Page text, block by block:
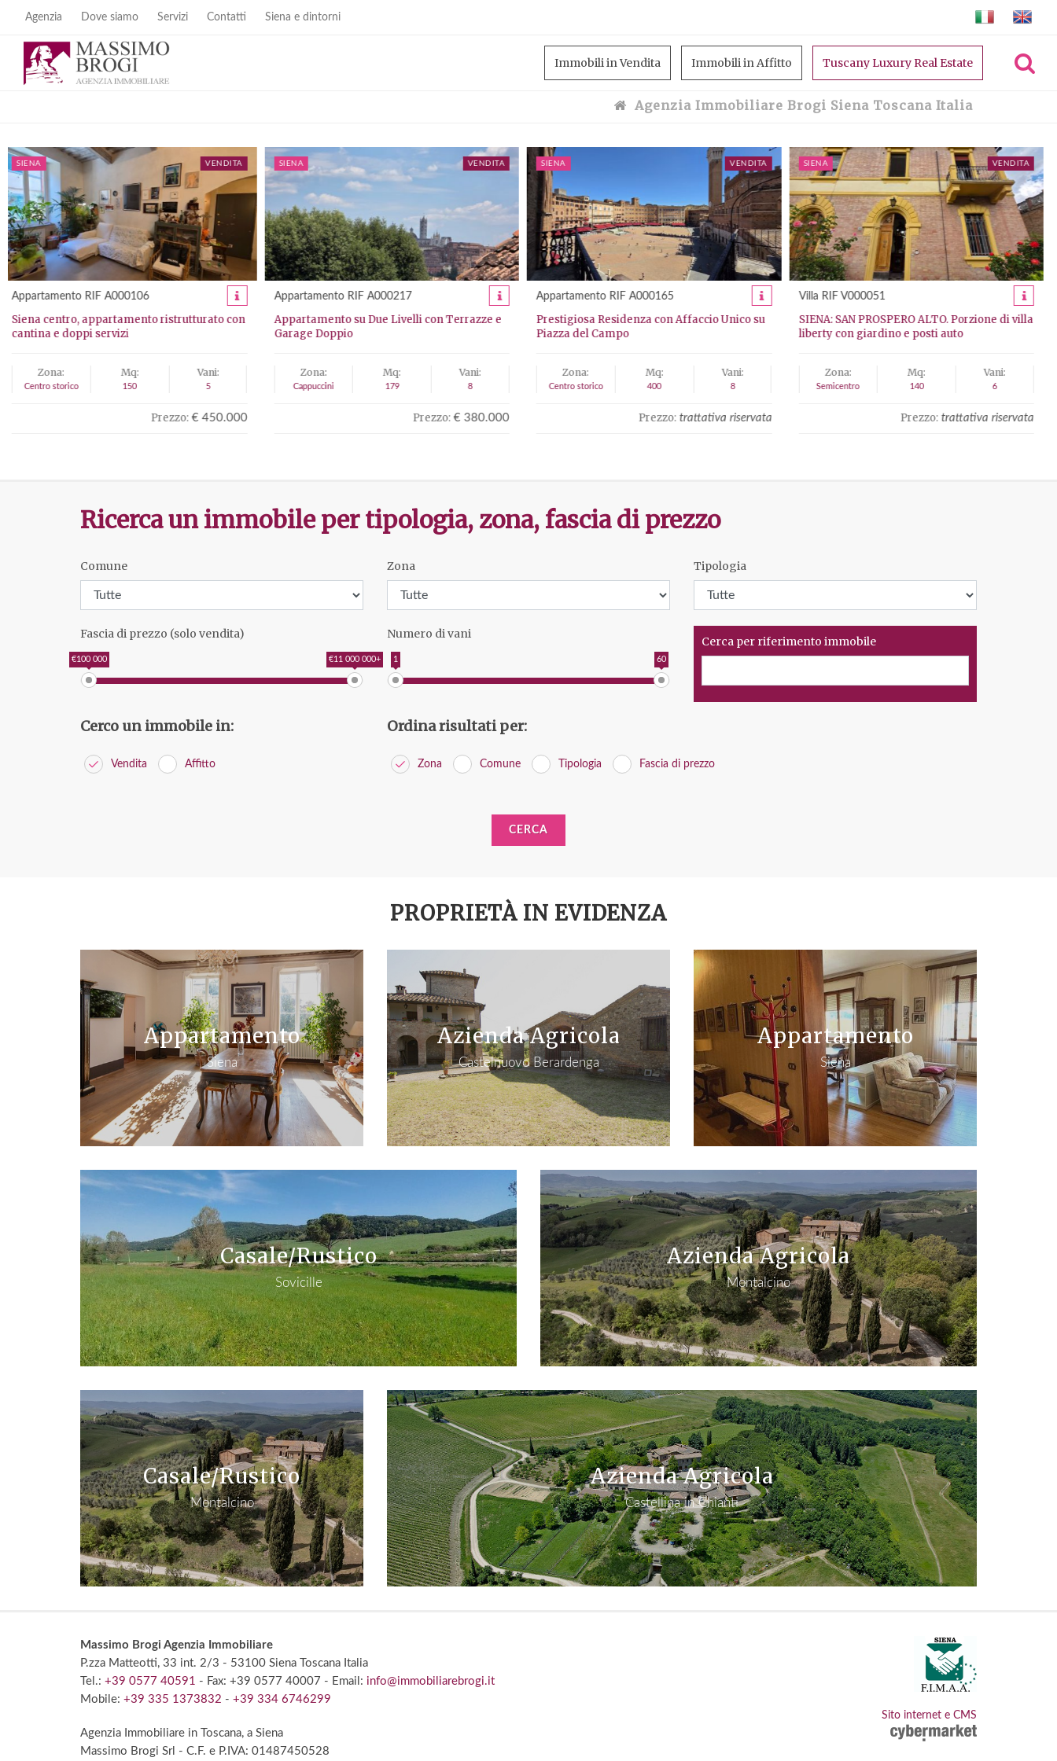
Agenzia Dove siamo Servizi Contatti Siena e dintorni
Immobili in Vendita Immobili in Affitto Tuscany Luxury Real Estate
Agenzia Immobiliare Brogi Siena Toscana Italia
SIENA VENDITA
Appartamento RIF A000217
Appartamento su Due Livelli con Terrazze e
Garage Doppio
Zona:
Cappuccini
Mq:
179
Vani:
Prezzo:€ 380.000
SIENA VENDITA
Appartamento RIF A000165
Prestigiosa Residenza con Affaccio Unico su
Piazza del Campo
Zona:
Centro storico
Mq:
400
Vani:
Prezzo: trattativa riservata
SIENA VENDITA
Villa RIF V000051
SIENA: SAN PROSPERO ALTO. Porzione di villa
liberty con giardino e posti auto
Zona:
Semicentro
Mq:
140
Vani:
Prezzo: trattativa riservata
CASTIGLIONE DELLA PESCAIA VENDITA
Appartamento RIF A000184
Appartamento con giardino a 500 metri dal
mare – Rocchette, Castiglione della Pescaia
Zona:
Le Rocchette
Mq:
70
Vani:
Prezzo:€ 440.000
Ricerca un immobile per tipologia, zona, fascia di prezzo
Comune Zona Tipologia
Fascia di prezzo (solo vendita)
€100 000 €11 000 000+
Numero di vani
1 60
Cerca per riferimento immobile
Cerco un immobile in:
Vendita Affitto
Ordina risultati per:
Zona Comune Tipologia Fascia di prezzo
CERCA
PROPRIETÀ IN EVIDENZA
Appartamento
Siena
Azienda Agricola
Castelnuovo Berardenga
Appartamento
Siena
Casale/Rustico
Sovicille
Azienda Agricola
Montalcino
Casale/Rustico
Montalcino
Azienda Agricola
Castellina in Chianti
Massimo Brogi Agenzia Immobiliare
P.zza Matteotti, 33 int. 2/3 - 53100 Siena
Toscana Italia
Tel.: +39 0577 40591 - Fax: +39 0577 40007 - Email: info@immobiliarebrogi.it
Mobile: +39 335 1373832 - +39 334 6746299
Agenzia Immobiliare in Toscana, a Siena
Massimo Brogi Srl - C.F. e P.IVA: 01487450528
Sito internet e CMS